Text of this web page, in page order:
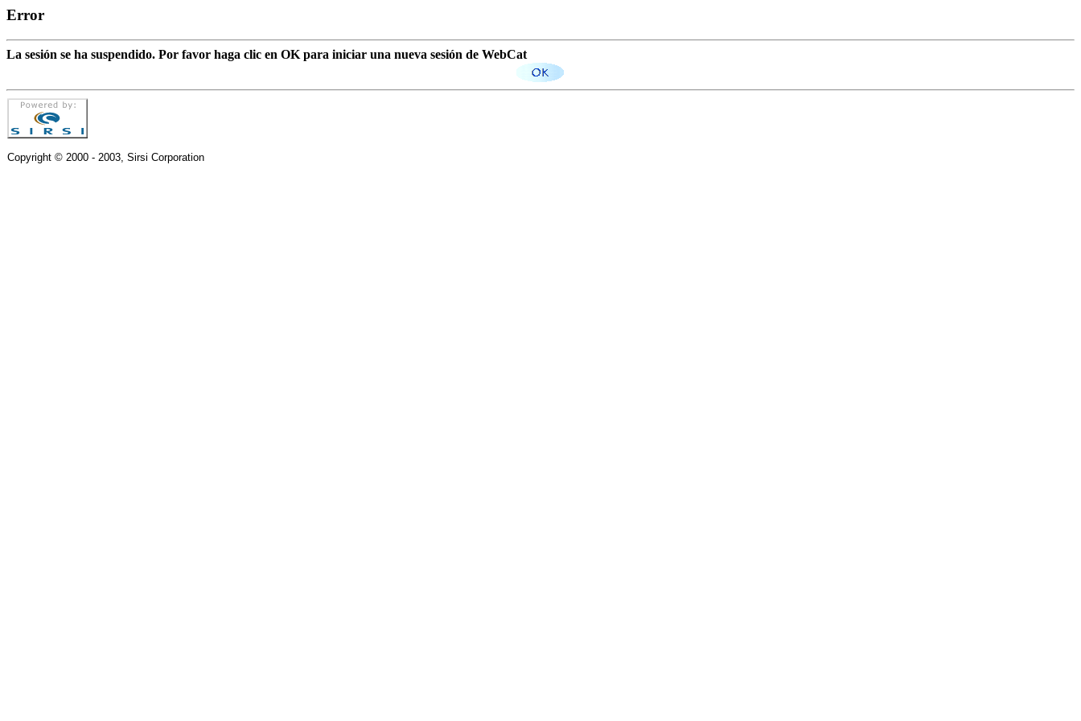
Error
La sesión se ha suspendido. Por favor haga clic en OK para iniciar una nueva sesión de WebCat
Copyright © 2000 - 2003, Sirsi Corporation